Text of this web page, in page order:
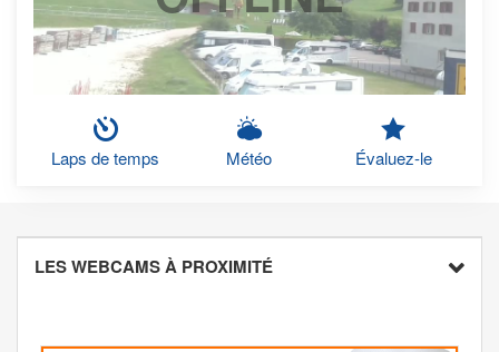
Laps de temps Météo Évaluez-le
LES WEBCAMS À PROXIMITÉ